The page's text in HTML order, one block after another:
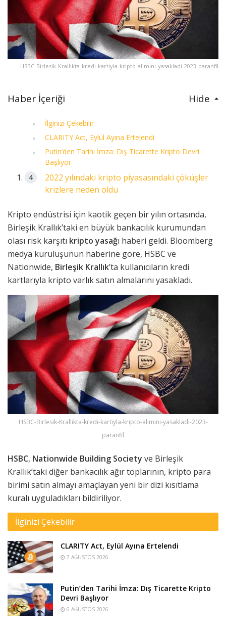
HSBC-Birlesik-Krallikta-kredi-kartiyla-kripto-alimini-yasakladi-2023-paranfil
Haber İçeriği Hide
İlginizi Çekebilir
CLARITY Act, Eylül Ayına Ertelendi
Putin’den Tarihi İmza: Dış Ticarette Kripto Devri
Başlıyor
2022 yılındaki kripto piyasasındaki çöküşler
krizlere neden oldu
Kripto endüstrisi için kaotik geçen bir yılın ortasında,
Birleşik Krallık’taki en büyük bankacılık kurumundan
olası risk karşıtı kripto yasağı haberi geldi. Bloomberg
medya kuruluşunun haberine göre, HSBC ve
Nationwide, Birleşik Krallık’ta kullanıcıların kredi
kartlarıyla kripto varlık satın almalarını yasakladı.
HSBC-Birlesik-Krallikta-kredi-kartiyla-kripto-alimini-yasakladi-2023-
paranfil
HSBC, Nationwide Building Society ve Birleşik
Krallık’taki diğer bankacılık ağır toplarının, kripto para
birimi satın almayı amaçlayan yeni bir dizi kısıtlama
kuralı uyguladıkları bildiriliyor.
İlginizi Çekebilir
CLARITY Act, Eylül Ayına Ertelendi
7 AĞUSTOS 2026
Putin’den Tarihi İmza: Dış Ticarette Kripto
Devri Başlıyor
6 AĞUSTOS 2026